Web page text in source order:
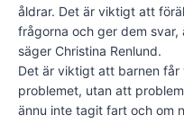
åldrar. Det är viktigt att
frågorna och ger dem
säger Christina Renlund.
Det är viktigt att barnen
problemet, utan att
ännu inte tagit fart och om